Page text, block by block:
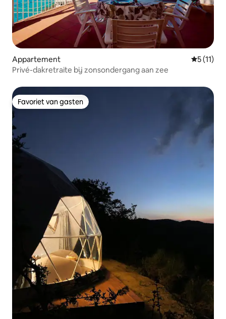
Appartement
5 (11)
Privé-dakretraite bij zonsondergang aan zee
Favoriet van gasten
Favoriet van gasten